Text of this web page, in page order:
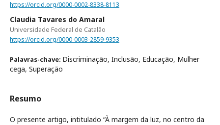
https://orcid.org/0000-0002-8338-8113
Claudia Tavares do Amaral
Universidade Federal de Catalão
https://orcid.org/0000-0003-2859-9353
Palavras-chave: Discriminação, Inclusão, Educação, Mulher
cega, Superação
Resumo
O presente artigo, intitulado “À margem da luz, no centro da